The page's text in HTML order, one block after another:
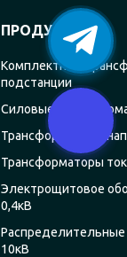
ПРОДУКЦИЯ
Комплектные
подстанции
Силовые
Трансформаторы
Трансформаторы
Электрощитовое
0,4кВ
Распределительные
10кВ